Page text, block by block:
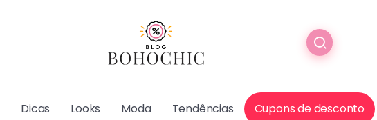
Dicas Looks Moda Tendências Cupons de desconto